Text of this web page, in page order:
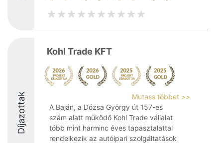
Díjazottak
Kohl Trade KFT
Mutass többet >>
A Baján, a Dózsa György út 157-es
szám alatt működő Kohl Trade vállalat
több mint harminc éves tapasztalattal
rendelkezik az autóipari szolgáltatások